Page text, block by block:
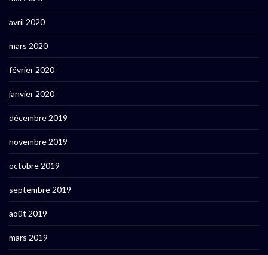
avril 2020
mars 2020
février 2020
janvier 2020
décembre 2019
novembre 2019
octobre 2019
septembre 2019
août 2019
mars 2019